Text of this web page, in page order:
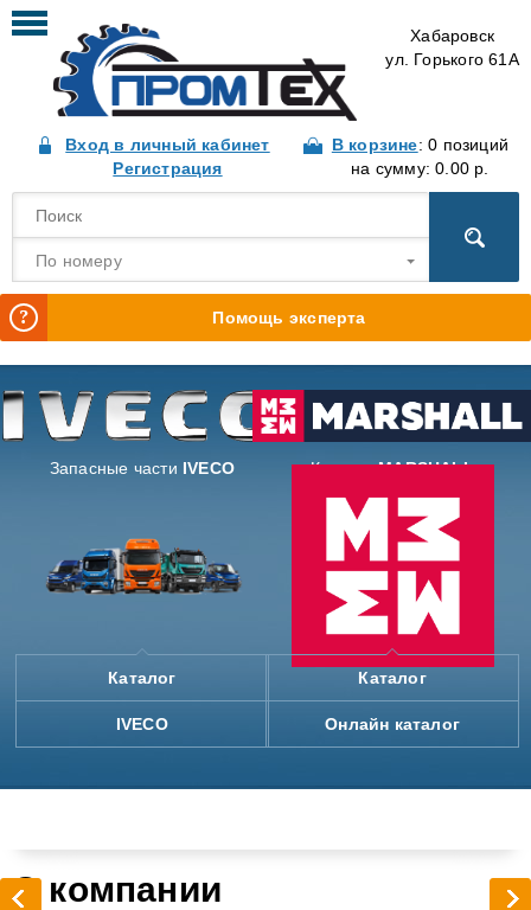
Хабаровск
ул. Горького 61А
Вход в личный кабинет
Регистрация
В корзине: 0 позиций
на сумму: 0.00 р.
По номеру
Помощь эксперта
Запасные части IVECO
Каталог
IVECO
КаталогMARSHALL
Каталог
Онлайн каталог
О компании